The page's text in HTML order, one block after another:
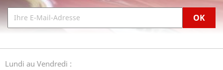
Lundi au Vendredi :